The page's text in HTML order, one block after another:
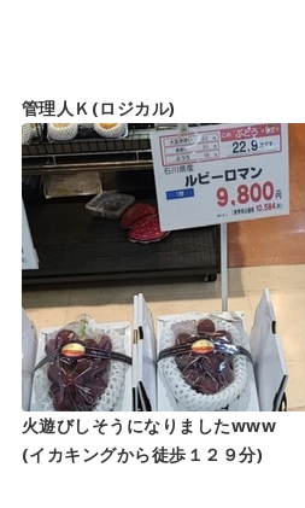
管理人Ｋ(ロジカル)
火遊びしそうになりましたwww
(イカキングから徒歩１２９分)